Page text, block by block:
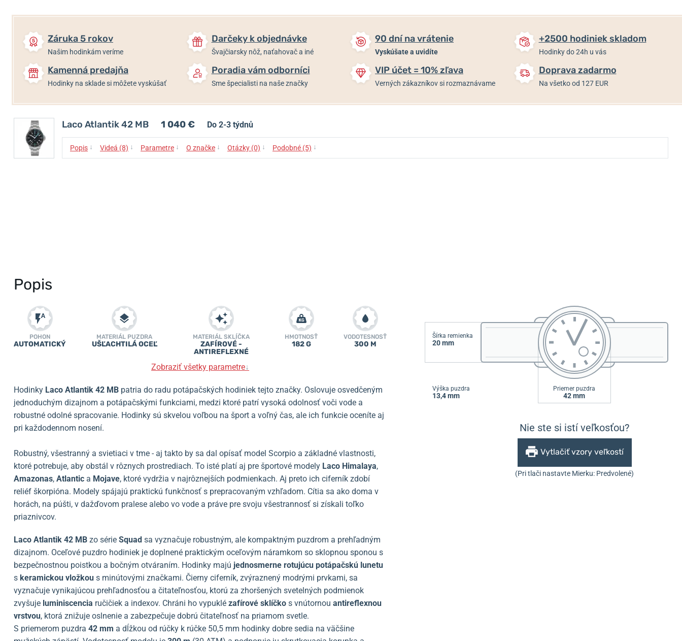
Záruka 5 rokov
Našim hodinkám veríme
Darčeky k objednávke
Švajčiarsky nôž, naťahovač a iné
90 dní na vrátenie
Vyskúšate a uvidíte
+2500 hodiniek skladom
Hodinky do 24h u vás
Kamenná predajňa
Hodinky na sklade si môžete vyskúšať
Poradia vám odborníci
Sme špecialisti na naše značky
VIP účet = 10% zľava
Verných zákazníkov si rozmaznávame
Doprava zadarmo
Na všetko od 127 EUR
Laco Atlantik 42 MB 1 040 € Do 2-3 týdnů
Popis ↓ Videá (8) ↓ Parametre ↓ O značke ↓ Otázky (0) ↓ Podobné (5) ↓
Popis
POHON
AUTOMATICKÝ
MATERIÁL PUZDRA
UŠĽACHTILÁ OCEĽ
MATERIÁL SKLÍČKA
ZAFÍROVÉ -
ANTIREFLEXNÉ
HMOTNOSŤ
182 G
VODOTESNOSŤ
300 M
Zobraziť všetky parametre↓
Hodinky Laco Atlantik 42 MB patria do radu potápačských hodiniek tejto značky. Oslovuje osvedčeným
jednoduchým dizajnom a potápačskými funkciami, medzi ktoré patrí vysoká odolnosť voči vode a
robustné odolné spracovanie. Hodinky sú skvelou voľbou na šport a voľný čas, ale ich funkcie oceníte aj
pri každodennom nosení.
Robustný, všestranný a svietiaci v tme - aj takto by sa dal opísať model Scorpio a základné vlastnosti,
ktoré potrebuje, aby obstál v rôznych prostrediach. To isté platí aj pre športové modely Laco Himalaya,
Amazonas, Atlantic a Mojave, ktoré vydržia v najrôznejších podmienkach. Aj preto ich ciferník zdobí
reliéf škorpióna. Modely spájajú praktickú funkčnosť s prepracovaným vzhľadom. Cítia sa ako doma v
horách, na púšti, v dažďovom pralese alebo vo vode a práve pre svoju všestrannosť si získali toľko
priaznivcov.
Laco Atlantik 42 MB zo série Squad sa vyznačuje robustným, ale kompaktným puzdrom a prehľadným
dizajnom. Oceľové puzdro hodiniek je doplnené praktickým oceľovým náramkom so sklopnou sponou s
bezpečnostnou poistkou a bočným otváraním. Hodinky majú jednosmerne rotujúcu potápačskú lunetu
s keramickou vložkou s minútovými značkami. Čierny ciferník, zvýraznený modrými prvkami, sa
vyznačuje vynikajúcou prehľadnosťou a čitateľnosťou, ktorú za zhoršených svetelných podmienok
zvyšuje luminiscencia ručičiek a indexov. Chráni ho vypuklé zafírové sklíčko s vnútornou antireflexnou
vrstvou, ktorá znižuje oslnenie a zabezpečuje dobrú čitateľnosť na priamom svetle.
S priemerom puzdra 42 mm a dĺžkou od rúčky k rúčke 50,5 mm hodinky dobre sedia na väčšine
Šírka remienka
20 mm
Výška puzdra
13,4 mm
Priemer puzdra
42 mm
Nie ste si istí veľkosťou?
Vytlačiť vzory veľkostí
(Pri tlači nastavte Mierku: Predvolené)